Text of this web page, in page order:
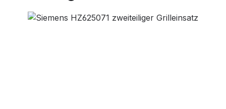
Bildergalerie überspringen